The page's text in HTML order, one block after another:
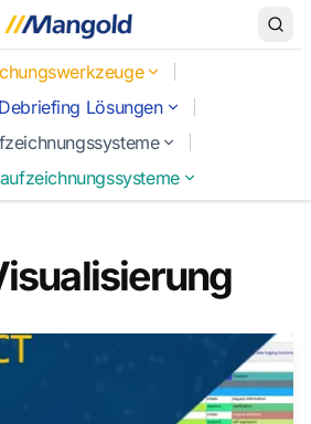
Lösungen